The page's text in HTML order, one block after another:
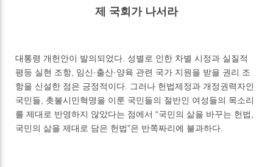
제 국회가 나서라
대통령 개헌안이 발의되었다. 성별로 인한 차별 시정과 실질적
평등 실현 조항, 임신·출산·양육 관련 국가 지원을 받을 권리 조
항을 신설한 점은 긍정적이다. 그러나 헌법제정과 개정권력자인
국민들, 촛불시민혁명을 이룬 국민들의 절반인 여성들의 목소리
를 제대로 반영하지 않았다는 점에서 “국민의 삶을 바꾸는 헌법,
국민의 삶을 제대로 담은 헌법”은 반쪽짜리에 불과하다.